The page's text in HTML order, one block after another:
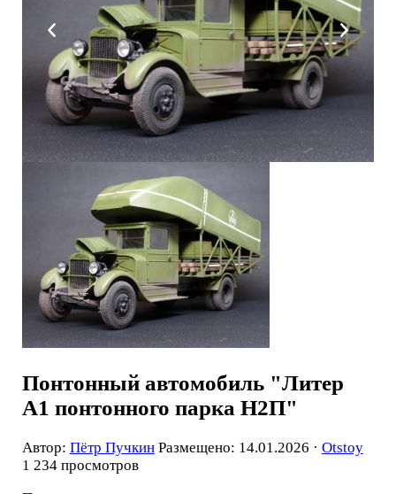
Понтонный автомобиль "Литер
А1 понтонного парка Н2П"
Автор: Пётр Пучкин Размещено: 14.01.2026 · Otstoy
1 234 просмотров